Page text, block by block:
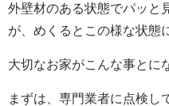
外壁材のある状態でパッと
が、めくるとこの様な状態
大切なお家がこんな事とに
まずは、専門業者に点検し